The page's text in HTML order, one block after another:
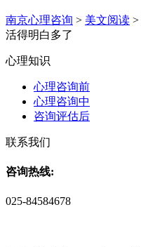
南京心理咨询 > 美文阅读 >
活得明白多了
心理知识
心理咨询前
心理咨询中
咨询评估后
联系我们
咨询热线:
025-84584678